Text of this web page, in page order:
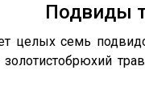
Подвиды
целых семь